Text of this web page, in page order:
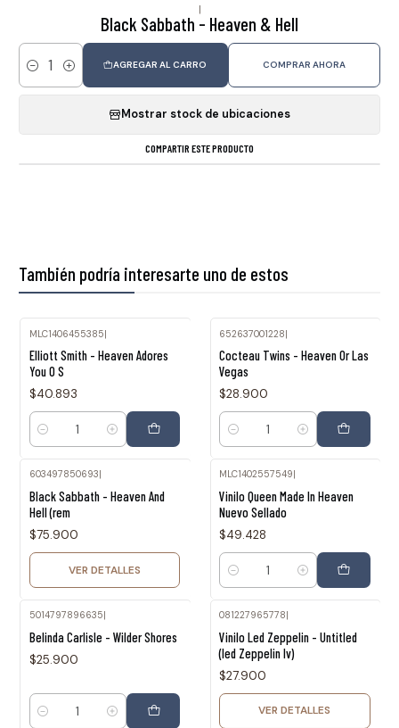
|
Black Sabbath - Heaven & Hell
Cantidad
AGREGAR AL CARRO COMPRAR AHORA
Mostrar stock de ubicaciones
COMPARTIR ESTE PRODUCTO
También podría interesarte uno de estos
MLC1406455385|
Elliott Smith - Heaven Adores
You O S
$40.893
Cantidad
652637001228|
Cocteau Twins - Heaven Or Las
Vegas
$28.900
Cantidad
603497850693
Black Sabbath - Heaven And
Hell (rem
$75.900
VER DETALLES
MLC1402557549
Vinilo Queen Made In Heaven
Nuevo Sellado
$49.428
Cantidad
5014797896635|
Belinda Carlisle - Wilder Shores
$25.900
Cantidad
081227965778|
Vinilo Led Zeppelin - Untitled
(led Zeppelin Iv)
$27.900
VER DETALLES